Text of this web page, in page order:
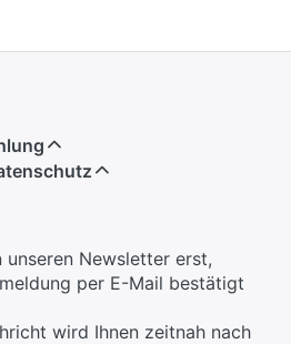
unseren Newsletter erst,
per E-Mail bestätigt
wird Ihnen zeitnah nach